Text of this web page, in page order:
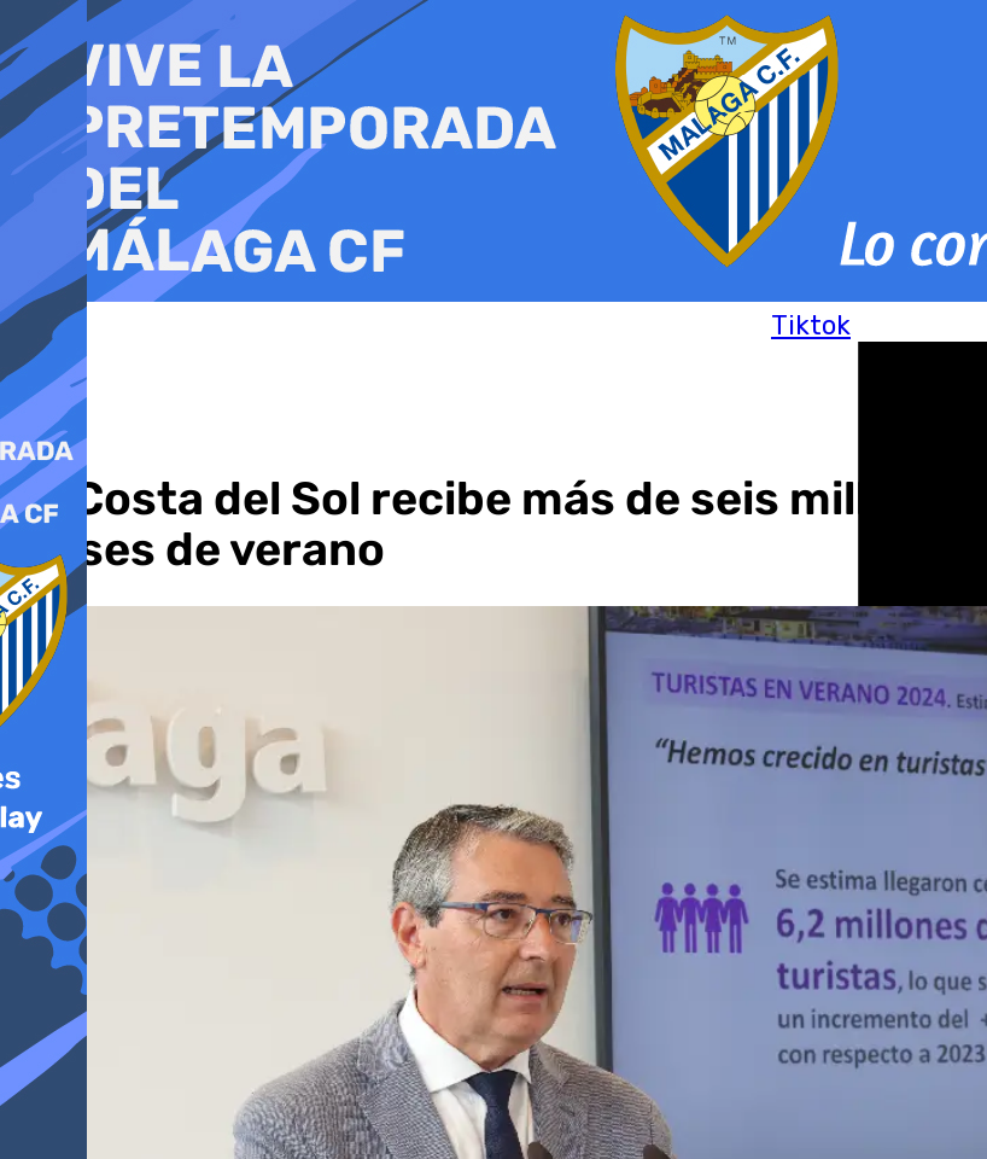
al
contenido
Tiktok
La Costa del Sol recibe más de seis
meses de verano